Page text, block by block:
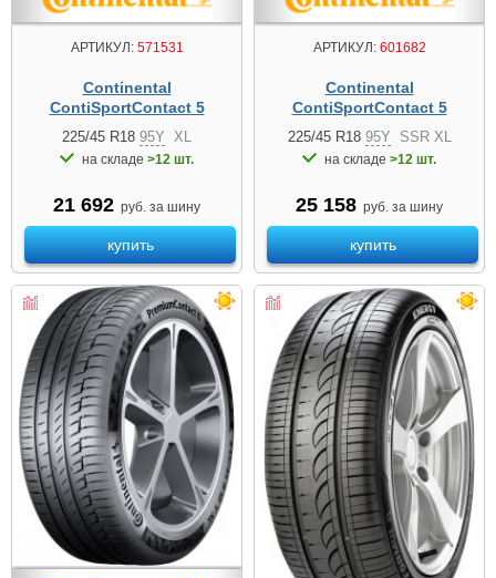
АРТИКУЛ:571531
Continental
ContiSportContact 5
225/45 R18 95Y XL
на складе >12 шт.
21 692 руб. за шину
купить
АРТИКУЛ:601682
Continental
ContiSportContact 5
225/45 R18 95Y SSR XL
на складе >12 шт.
25 158 руб. за шину
купить